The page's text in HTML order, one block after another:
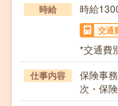
時給 時給
交通
*交通費
仕事内容
保険事
次・保